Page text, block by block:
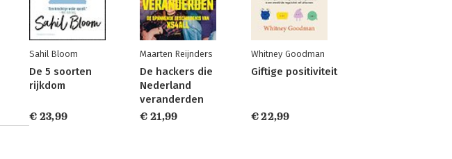
Sahil Bloom
De 5 soorten
rijkdom
€ 23,99
Maarten Reijnders
De hackers die
Nederland
veranderden
€ 21,99
Whitney Goodman
Giftige positiviteit
€ 22,99